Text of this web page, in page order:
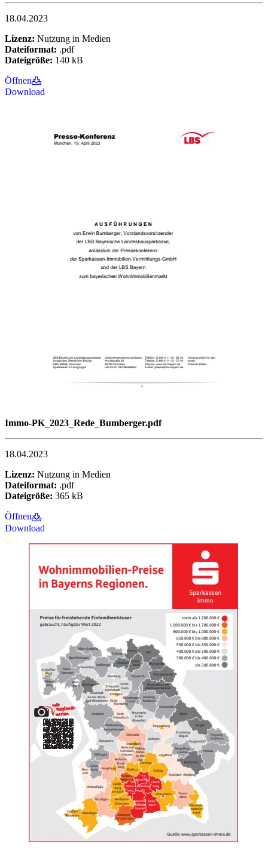
18.04.2023
Lizenz: Nutzung in Medien
Dateiformat: .pdf
Dateigröße: 140 kB
Öffnen
Download
Immo-PK_2023_Rede_Bumberger.pdf
18.04.2023
Lizenz: Nutzung in Medien
Dateiformat: .pdf
Dateigröße: 365 kB
Öffnen
Download